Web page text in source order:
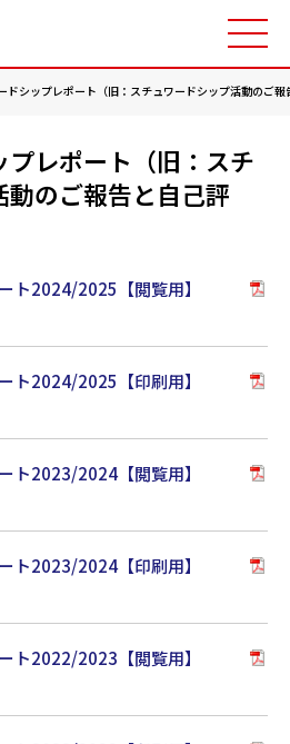
ドシップレポート（旧：スチュワードシップ活動のご報
レポート（旧：スチ
動のご報告と自己評
ト2024/2025【閲覧用】
ト2024/2025【印刷用】
ト2023/2024【閲覧用】
ト2023/2024【印刷用】
ト2022/2023【閲覧用】